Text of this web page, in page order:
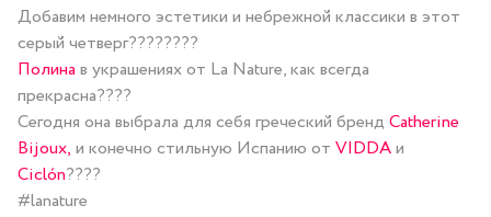
Добавим немного эстетики и небрежной классики в этот
серый четверг????????
Полина в украшениях от La Nature, как всегда
прекрасна????
Сегодня она выбрала для себя греческий бренд Catherine
Bijoux, и конечно стильную Испанию от VIDDAи
Ciclón????
#lanature